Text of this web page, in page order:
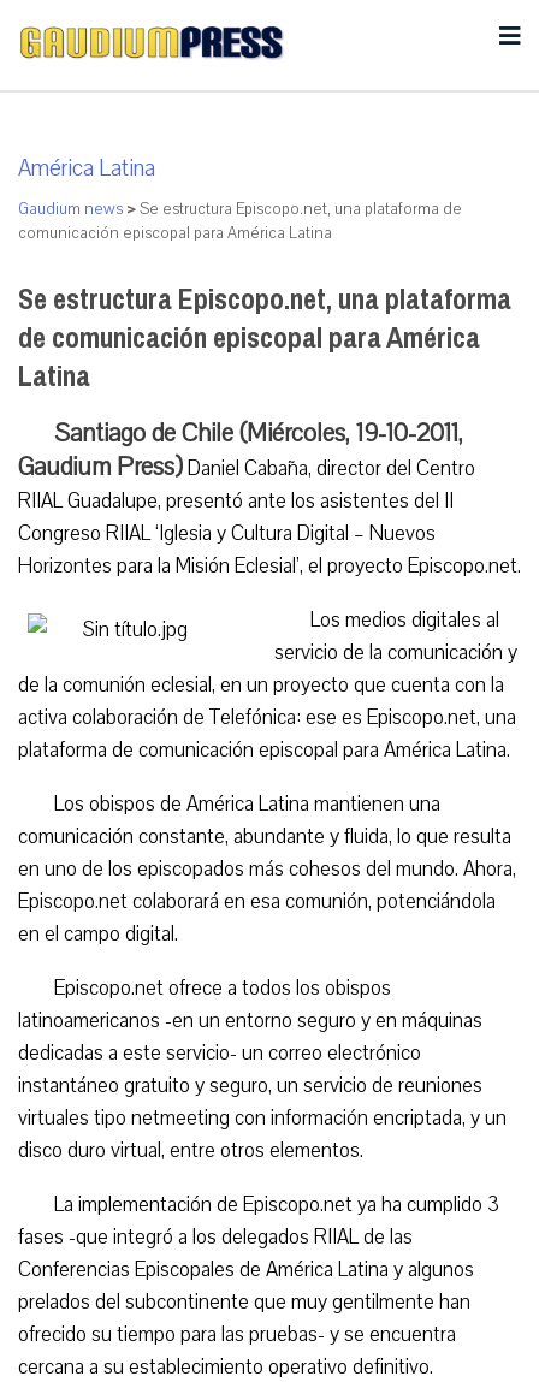
América Latina
Gaudium news >Se estructura Episcopo.net, una plataforma de
comunicación episcopal para América Latina
Se estructura Episcopo.net, una plataforma
de comunicación episcopal para América
Latina
Santiago de Chile (Miércoles, 19-10-2011,
Gaudium Press)Daniel Cabaña, director del Centro
RIIAL Guadalupe, presentó ante los asistentes del II
Congreso RIIAL ‘Iglesia y Cultura Digital – Nuevos
Horizontes para la Misión Eclesial’, el proyecto Episcopo.net.
Los medios digitales al
servicio de la comunicación y
de la comunión eclesial, en un proyecto que cuenta con la
activa colaboración de Telefónica: ese es Episcopo.net, una
plataforma de comunicación episcopal para América Latina.
Los obispos de América Latina mantienen una
comunicación constante, abundante y fluida, lo que resulta
en uno de los episcopados más cohesos del mundo. Ahora,
Episcopo.net colaborará en esa comunión, potenciándola
en el campo digital.
Episcopo.net ofrece a todos los obispos
latinoamericanos -en un entorno seguro y en máquinas
dedicadas a este servicio- un correo electrónico
instantáneo gratuito y seguro, un servicio de reuniones
virtuales tipo netmeeting con información encriptada, y un
disco duro virtual, entre otros elementos.
La implementación de Episcopo.net ya ha cumplido 3
fases -que integró a los delegados RIIAL de las
Conferencias Episcopales de América Latina y algunos
prelados del subcontinente que muy gentilmente han
ofrecido su tiempo para las pruebas- y se encuentra
cercana a su establecimiento operativo definitivo.